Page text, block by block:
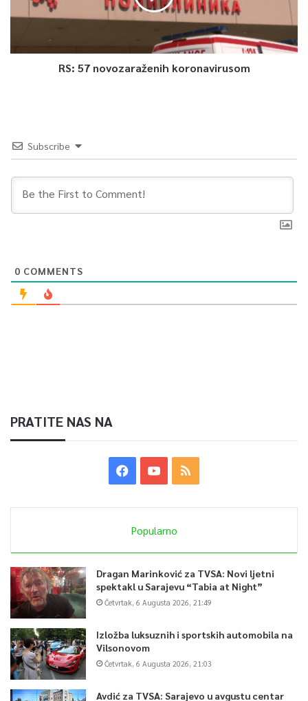
RS: 57 novozaraženih koronavirusom
Subscribe
0 COMMENTS
PRATITE NAS NA
Popularno
Dragan Marinković za TVSA: Novi ljetni
spektakl u Sarajevu “Tabia at Night”
Četvrtak, 6 Augusta 2026, 21:49
Izložba luksuznih i sportskih automobila na
Vilsonovom
Četvrtak, 6 Augusta 2026, 21:03
Avdić za TVSA: Sarajevo u avgustu centar